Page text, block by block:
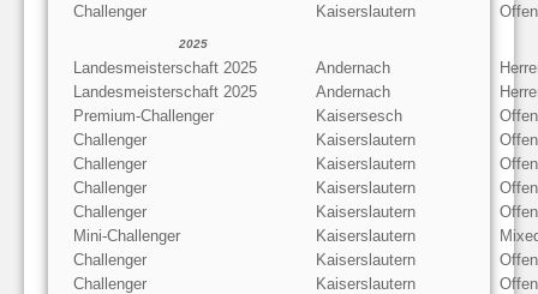
Challenger Kaiserslautern
2025
Landesmeisterschaft 2025 Andernach
Landesmeisterschaft 2025
Andernach
Premium-Challenger
Kaisersesch
Challenger
Kaiserslautern
Challenger
Kaiserslautern
Challenger
Kaiserslautern
Challenger
Kaiserslautern
Mini-Challenger
Kaiserslautern
Challenger
Kaiserslautern
Challenger
Kaiserslautern